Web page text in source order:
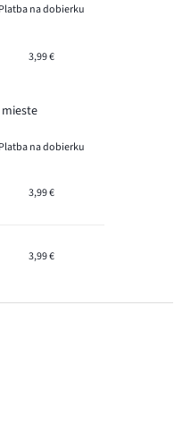
Platba na dobierku
3,99 €
Platba na dobierku
3,99 €
3,99 €